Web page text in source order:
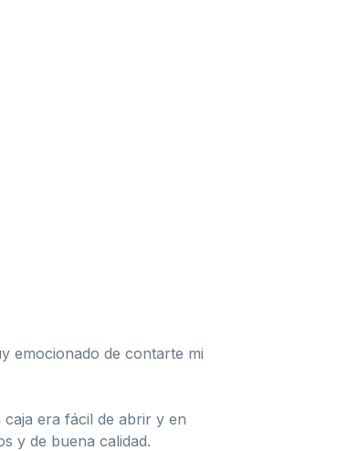
emocionado de contarte mi
era fácil de abrir y en
y de buena calidad.